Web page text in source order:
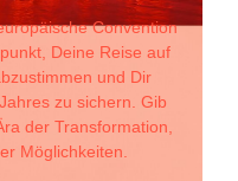
Convention
Deine Reise auf
und Dir
zu sichern. Gib
der Transformation,
Möglichkeiten.